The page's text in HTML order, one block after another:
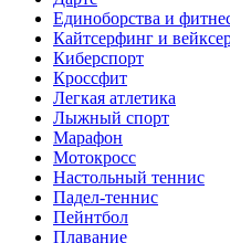
Единоборства и
Кайтсерфинг и
Киберспорт
Кроссфит
Легкая атлетика
Лыжный спорт
Марафон
Мотокросс
Настольный теннис
Падел-теннис
Пейнтбол
Плавание